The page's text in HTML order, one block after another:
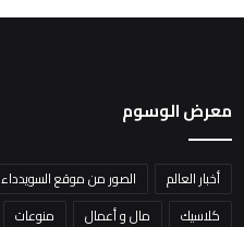
معرض الوسوم
أخبار العالم الصور من موقع السويدداء 24
كلاسيك
مال و أعمال منوعات